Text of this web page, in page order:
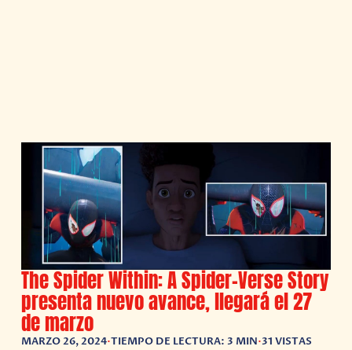
The Spider Within: A Spider-Verse Story
presenta nuevo avance, llegará el 27
de marzo
MARZO 26, 2024•TIEMPO DE LECTURA: 3 MIN•31 VISTAS